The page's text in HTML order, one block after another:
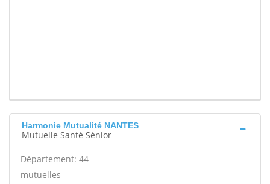
Harmonie Mutualité NANTES
Mutuelle Santé Sénior
Département: 44
mutuelles